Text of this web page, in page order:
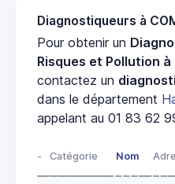
Diagnostiqueurs à
Pour obtenir un
Risques et Pollution à
contactez un
dans le département
appelant au 01 83 62
- Catégorie Nom